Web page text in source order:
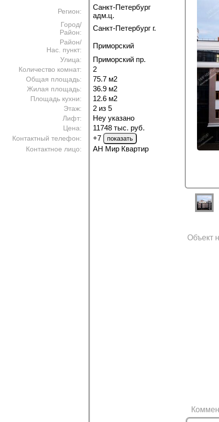
Регион:
Санкт-Петербург
адм.ц.
Город/
Район:
Санкт-Петербург г.
Район/
Нас. пункт:
Приморский
Улица: Приморский пр.
Количество комнат: 2
Общая площадь: 75.7 м2
Жилая площадь: 36.9 м2
Площадь кухни: 12.6 м2
Этаж: 2 из 5
Лифт: Неу указано
Цена: 11748 тыс. руб.
Контактный телефон: +7
Контактное лицо: АН Мир Квартир
Объект